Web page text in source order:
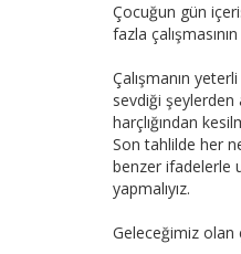
Çocuğun gün
fazla
Çalışmanın
sevdiği şeylerden
harçlığından
Son tahlilde her
benzer ifadelerle
yapmalıyız.
Geleceğimiz olan